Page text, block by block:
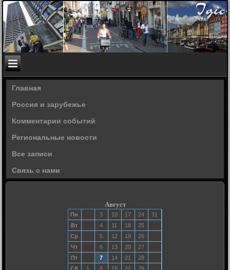
Главная
Россия и зарубежье
Комментарии событий
Региональные новости
Все записи
Связь с нами
Август
Пн 3 10 17 24
31
Вт
4 11 18
25
Ср
5 12 19
26
Чт
6 13 20
27
Пт
7 14 21
28
Сб
1 8 15 22
29